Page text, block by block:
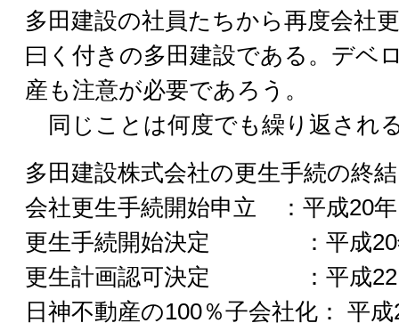
多田建設の社員たちから再度会社
曰く付きの多田建設である。デベ
産も注意が必要であろう。
同じことは何度でも繰り返され
多田建設株式会社の更生手続の終
会社更生手続開始申立 ：平成20
更生手続開始決定 ：平成20
更生計画認可決定 ：平成22
日神不動産の100％子会社化： 平